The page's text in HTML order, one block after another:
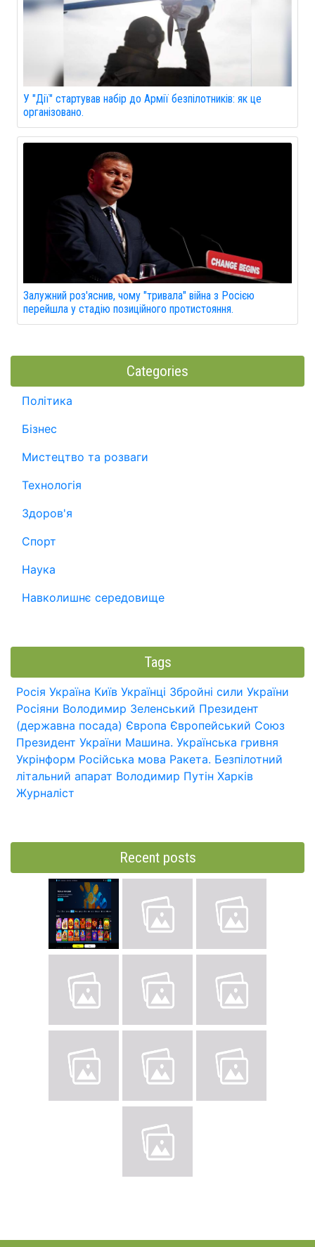
У "Дії" стартував набір до Армії безпілотників: як це
організовано.
Залужний роз'яснив, чому "тривала" війна з Росією
перейшла у стадію позиційного протистояння.
Categories
Політика
Бізнес
Мистецтво та розваги
Технологія
Здоров'я
Спорт
Наука
Навколишнє середовище
Tags
Росія Україна Київ Українці Збройні сили України
Росіяни Володимир Зеленський Президент
(державна посада) Європа Європейський Союз
Президент України Машина. Українська гривня
Укрінформ Російська мова Ракета. Безпілотний
літальний апарат Володимир Путін Харків
Журналіст
Recent posts